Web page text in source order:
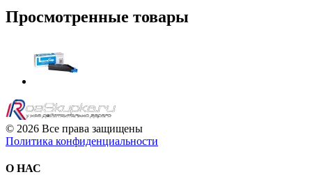
Просмотренные товары
© 2026 Все права защищены
Политика конфиденциальности
О НАС